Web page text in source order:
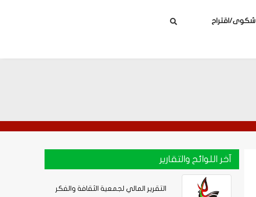
شكوى/اقتراح
آخر اللوائح والتقارير
التقرير المالي لجمعية الثقافة والفكر